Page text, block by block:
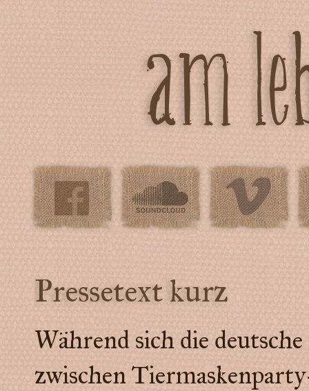
am
Pressetext kurz
Während sich die
zwischen